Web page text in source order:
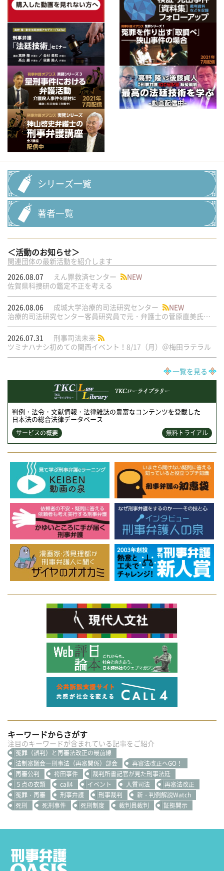
シリーズ一覧
著者一覧
＜活動のお知らせ＞
関連団体の最新活動を紹介します
2026.08.07
えん罪救済センター
NEW
佐賀県科捜研の鑑定不正を考える
2026.08.06 成城大学治療的司法研究センター
NEW
治療的司法研究センター客員研究員で元・弁護士の菅原直美氏の論文が公刊されました
2026.07.31
刑事司法未来
ツミナハナシ初めての関西イベント！8/17（月）＠梅田ラテラル
一覧を見る
判例・法令・文献情報・法律雑誌の豊富なコンテンツを登載した
日本法の総合法律データベース
サービスの概要 無料トライアル
キーワードからさがす
注目のキーワードが含まれている記事をご紹介
冤罪（誤判）と再審法改正の最前線
法制審議会―刑事法（再審関係）部会
再審法改正へGO！
再審公判
袴田事件
裁判所書記官が見た刑事法廷
５点の衣類
call4 イベント 人質司法
再審法改正
冤罪・再審
刑事弁護 刑事裁判
新・判例解説Watch
死刑
死刑事件 死刑制度 裁判員裁判 証拠開示